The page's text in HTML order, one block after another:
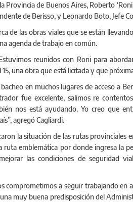
Provincia de Buenos Aires, Roberto
de Berisso, y Leonardo Boto, Jefe
de las obras viales que se están
agenda de trabajo en común.
reunidos con Roni para
una obra que está licitada y que
en muchos lugares de acceso a
fue excelente, salimos re
nos está ayudando. Yo creo que
agregó Cagliardi.
la situación de las rutas provinciales
ruta emblemática por donde ingresa la
las condiciones de seguridad
comprometimos a seguir trabajando en
muy buena predisposición del